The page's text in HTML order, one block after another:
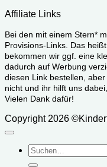
Affiliate Links
Bei den mit einem Stern*
Provisions-Links. Das
bekommen wir ggf. eine
dadurch auf Werbung
diesen Link bestellen,
nicht und ihr hilft uns
Vielen Dank dafür!
Copyright 2026
Suchen
nach: